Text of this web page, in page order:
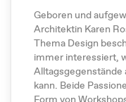
Geboren und
Architektin Karen
Thema Design
immer interessiert,
Alltagsgegenstände
kann. Beide